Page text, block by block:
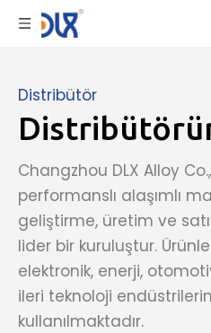
Distribütör
Changzhou DLX Alloy
performanslı alaşımlı
geliştirme, üretim ve
lider bir kuruluştur.
elektronik, enerji,
ileri teknoloji
kullanılmaktadır.